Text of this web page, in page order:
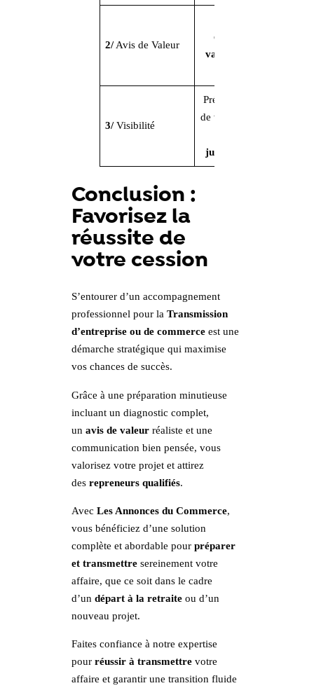
2/Avis de Valeur
d’un
valeur
3/Visibilité
Présence en ligne
de votre affaire est
jusqu’à la vente
Conclusion :
Favorisez la
réussite de
votre cession
S’entourer d’un accompagnement
professionnel pour la Transmission
d’entreprise ou de commerceest une
démarche stratégique qui maximise
vos chances de succès.
Grâce à une préparation minutieuse
incluant un diagnostic complet,
un avis de valeurréaliste et une
communication bien pensée, vous
valorisez votre projet et attirez
des repreneurs qualifiés.
Avec Les Annonces du Commerce,
vous bénéficiez d’une solution
complète et abordable pour préparer
et transmettresereinement votre
affaire, que ce soit dans le cadre
d’un départ à la retraiteou d’un
nouveau projet.
Faites confiance à notre expertise
pour réussir à transmettrevotre
affaire et garantir une transition fluide